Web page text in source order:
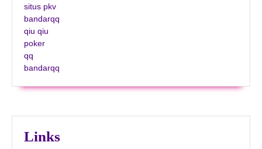
situs pkv
bandarqq
qiu qiu
poker
qq
bandarqq
Links